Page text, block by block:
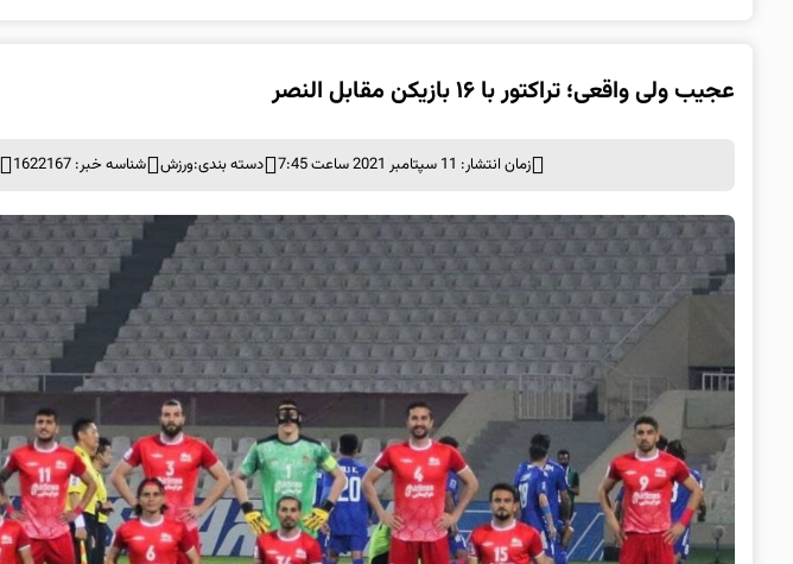
عجیب ولی واقعی؛ تراکتور با ۱۶ بازیکن مقابل النصر
زمان انتشار: 11 سپتامبر 2021 ساعت 7:45 دسته بندی:ورزش شناسه خبر: 1622167